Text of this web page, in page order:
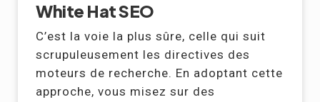
White Hat SEO
C’est la voie la plus sûre, celle qui suit
scrupuleusement les directives des
moteurs de recherche. En adoptant cette
approche, vous misez sur des